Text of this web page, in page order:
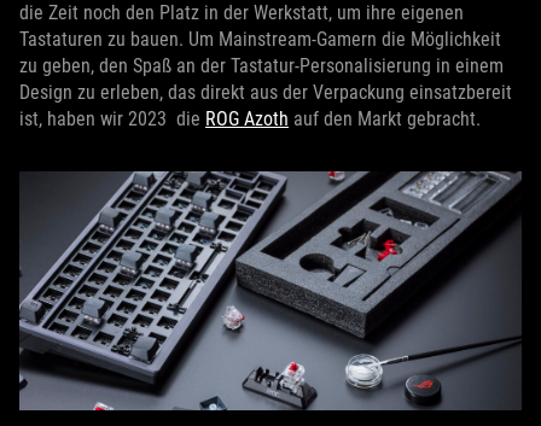
die Zeit noch den Platz in der Werkstatt, um ihre eigenen
Tastaturen zu bauen. Um Mainstream-Gamern die Möglichkeit
zu geben, den Spaß an der Tastatur-Personalisierung in einem
Design zu erleben, das direkt aus der Verpackung einsatzbereit
ist, haben wir 2023 die ROG Azoth auf den Markt gebracht.